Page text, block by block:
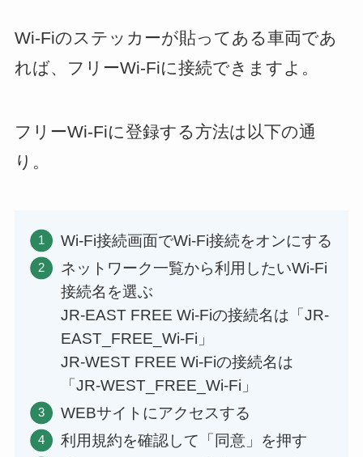
Wi-Fiのステッカーが貼ってある車両であ
れば、フリーWi-Fiに接続できますよ。
フリーWi-Fiに登録する方法は以下の通
り。
Wi-Fi接続画面でWi-Fi接続をオンにする
ネットワーク一覧から利用したいWi-Fi
接続名を選ぶ
JR-EAST FREE Wi-Fiの接続名は「JR-
EAST_FREE_Wi-Fi」
JR-WEST FREE Wi-Fiの接続名は
「JR-WEST_FREE_Wi-Fi」
WEBサイトにアクセスする
利用規約を確認して「同意」を押す